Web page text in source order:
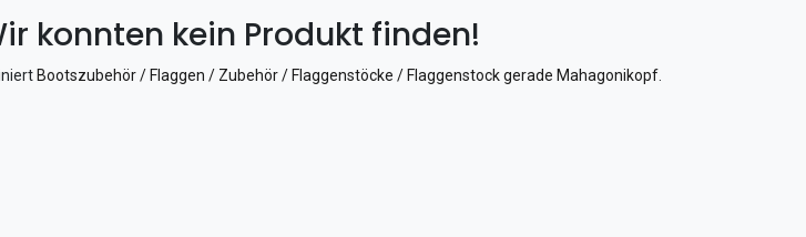
konnten kein Produkt finden!
Bootszubehör / Flaggen / Zubehör / Flaggenstöcke / Flaggenstock gerade Mahagonikopf.